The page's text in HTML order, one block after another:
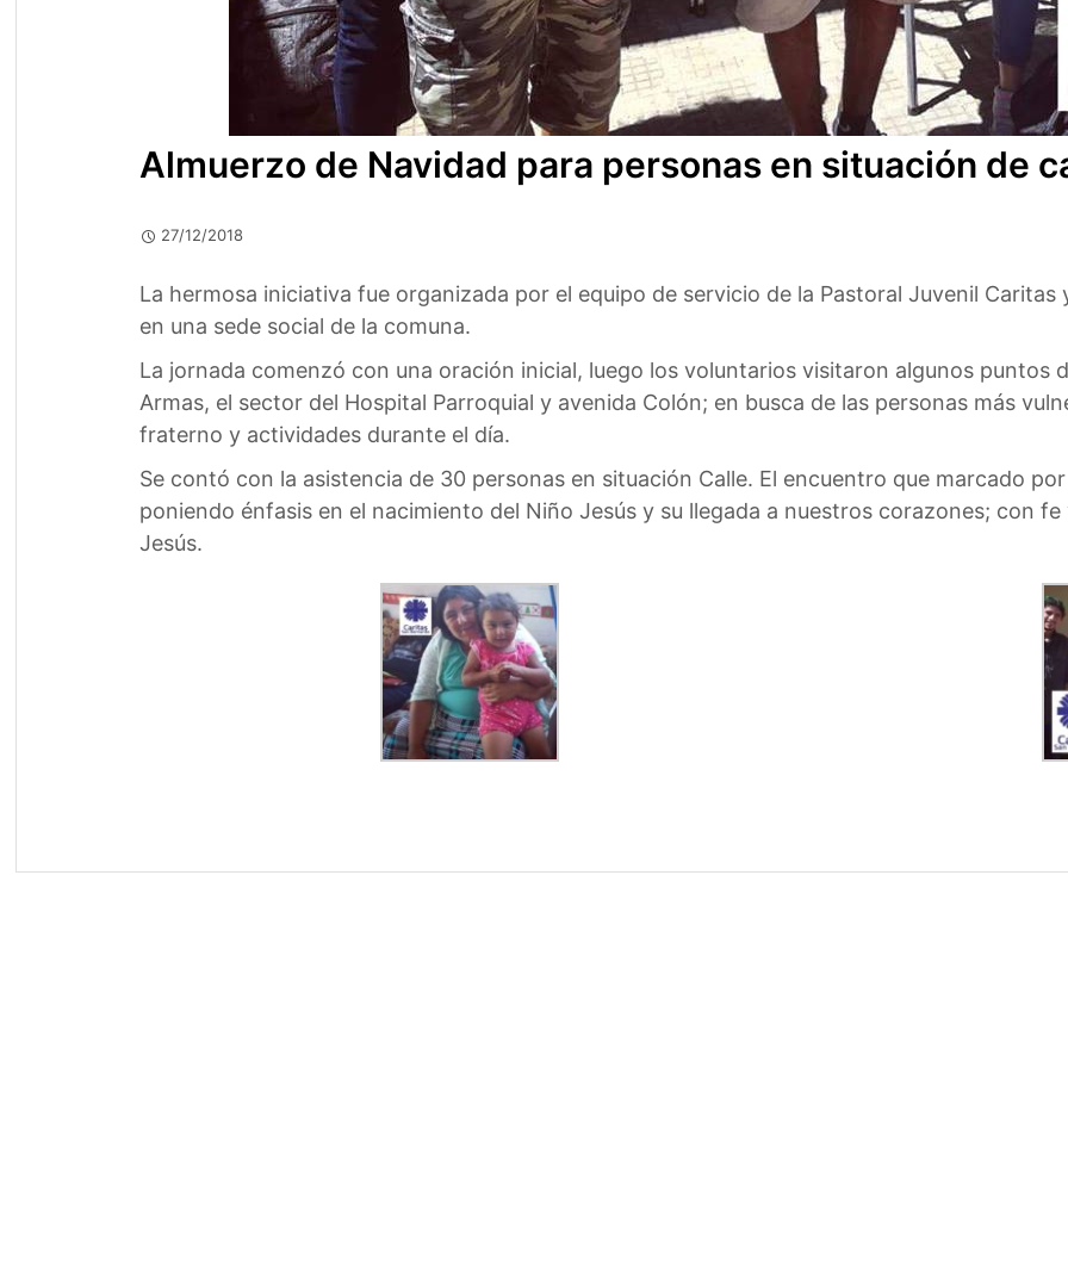
Almuerzo de Navidad para personas en situación de
27/12/2018
La hermosa iniciativa fue organizada por el equipo de servicio de la Pastoral Juvenil
en una sede social de la comuna.
La jornada comenzó con una oración inicial, luego los voluntarios visitaron algunos puntos
Armas, el sector del Hospital Parroquial y avenida Colón; en busca de las personas más
fraterno y actividades durante el día.
Se contó con la asistencia de 30 personas en situación Calle. El encuentro que marcado
poniendo énfasis en el nacimiento del Niño Jesús y su llegada a nuestros corazones; con
Jesús.